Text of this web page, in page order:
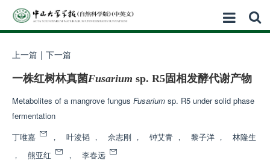
上一篇 | 下一篇
一株红树林真菌Fusarium sp. R5固相发酵代谢产物
Metabolites of a mangrove fungus Fusarium sp. R5 under solid phase
fermentation
丁唯嘉
， 叶浚韬 ， 佘志刚 ， 钟艾青 ， 黎子洋 ，
林隆生
，
熊亚红 ，
李春远